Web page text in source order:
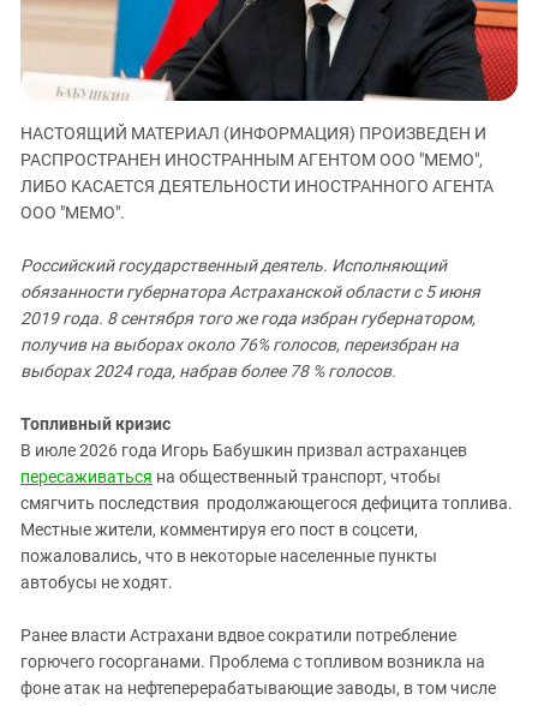
ЗАСТАВЛЯЕТ
КАВКАЗ ЗА ПАЛЕСТИНУ
ИНАКОМЫСЛИЕ В ЧЕЧНЕ
ПРЕСЛЕДОВАНИЕ АКТИВИСТОВ
МОБИЛИЗАЦИЯ И ПРОТЕСТЫ
Кабардино-Балкария
Калмыкия
Карачаево-Черкесия
Краснодарский край
Российская Федерация
Ростовская область
Северная Осетия - Алания
Ставропольский край
Южная Осетия
Южный Кавказ
ЮФО
НАСТОЯЩИЙ МАТЕРИАЛ (ИНФОРМАЦИЯ) ПРОИЗВЕДЕН И
РАСПРОСТРАНЕН ИНОСТРАННЫМ АГЕНТОМ ООО "МЕМО",
ЛИБО КАСАЕТСЯ ДЕЯТЕЛЬНОСТИ ИНОСТРАННОГО АГЕНТА
ООО "МЕМО".
Российский государственный деятель. Исполняющий
обязанности губернатора Астраханской области с 5 июня
2019 года. 8 сентября того же года избран губернатором,
получив на выборах около 76% голосов, переизбран на
выборах 2024 года, набрав более 78 % голосов.
Топливный кризис
В июле 2026 года Игорь Бабушкин призвал астраханцев
пересаживаться на общественный транспорт, чтобы
смягчить последствия продолжающегося дефицита топлива.
Местные жители, комментируя его пост в соцсети,
пожаловались, что в некоторые населенные пункты
автобусы не ходят.
Ранее власти Астрахани вдвое сократили потребление
горючего госорганами. Проблема с топливом возникла на
фоне атак на нефтеперерабатывающие заводы, в том числе